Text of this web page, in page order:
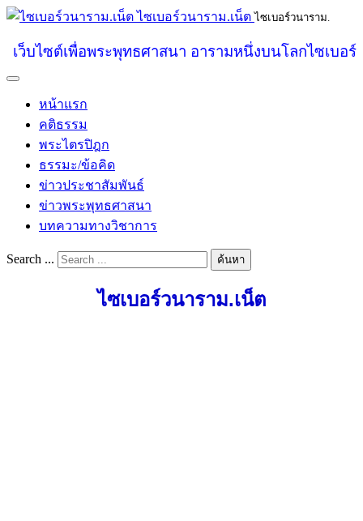
ไซเบอร์วนาราม.เน็ต ไซเบอร์วนาราม.
เว็บไซต์เพื่อพระพุทธศาสนา อารามหนึ่งบนโลกไซเบอร์
หน้าแรก
คติธรรม
พระไตรปิฎก
ธรรมะ/ข้อคิด
ข่าวประชาสัมพันธ์
ข่าวพระพุทธศาสนา
บทความทางวิชาการ
Search ... ค้นหา
ไซเบอร์วนาราม.เน็ต